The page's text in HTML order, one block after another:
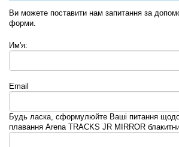
Ви можете поставити нам запитання за
форми.
Им'я:
Email
Будь ласка, сформулюйте Ваші питання
плавання Arena TRACKS JR MIRROR